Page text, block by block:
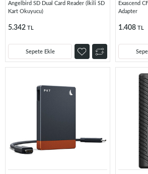
Angelbird SD Dual Card Reader (İkili SD
Kart Okuyucu)
5.342 TL
Sepete Ekle
Exascend
Adapter
1.408 TL